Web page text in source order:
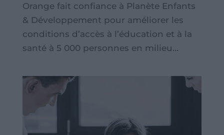
Orange fait confiance à Planète Enfants
& Développement pour améliorer les
conditions d’accès à l’éducation et à la
santé à 5 000 personnes en milieu...